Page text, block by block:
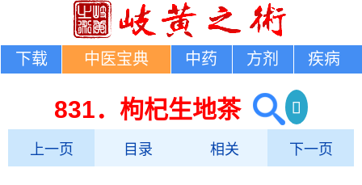
下载 中医宝典 中药 方剂 疾病
831．枸杞生地茶
上一页 目录 相关 下一页